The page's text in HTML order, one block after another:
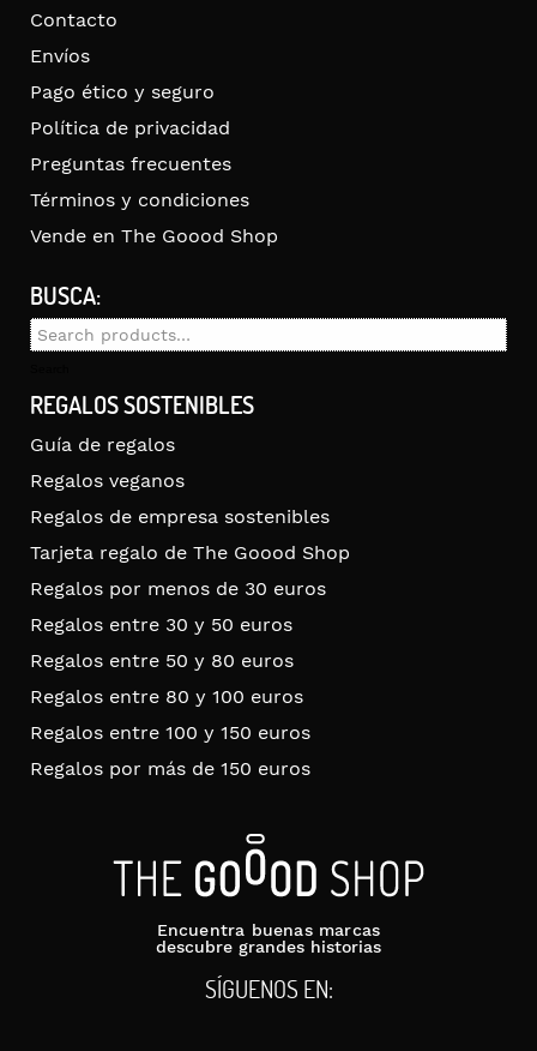
Contacto
Envíos
Pago ético y seguro
Política de privacidad
Preguntas frecuentes
Términos y condiciones
Vende en The Goood Shop
BUSCA:
Search
REGALOS SOSTENIBLES
Guía de regalos
Regalos veganos
Regalos de empresa sostenibles
Tarjeta regalo de The Goood Shop
Regalos por menos de 30 euros
Regalos entre 30 y 50 euros
Regalos entre 50 y 80 euros
Regalos entre 80 y 100 euros
Regalos entre 100 y 150 euros
Regalos por más de 150 euros
Encuentra buenas marcas
descubre grandes historias
SÍGUENOS EN: